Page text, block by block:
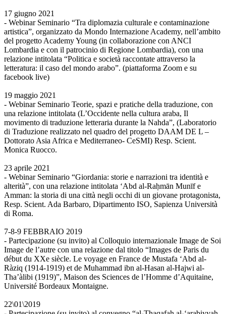
17 giugno 2021
- Webinar Seminario “Tra diplomazia culturale e contaminazione
artistica”, organizzato da Mondo Internazione Academy, nell’ambito
del progetto Academy Young (in collaborazione con ANCI
Lombardia e con il patrocinio di Regione Lombardia), con una
relazione intitolata “Politica e società raccontate attraverso la
letteratura: il caso del mondo arabo”. (piattaforma Zoom e su
facebook live)
19 maggio 2021
- Webinar Seminario Teorie, spazi e pratiche della traduzione, con
una relazione intitolata (L’Occidente nella cultura araba, Il
movimento di traduzione letteraria durante la Nahda”, (Laboratorio
di Traduzione realizzato nel quadro del progetto DAAM DE L –
Dottorato Asia Africa e Mediterraneo- CeSMI) Resp. Scient.
Monica Ruocco.
23 aprile 2021
- Webinar Seminario “Giordania: storie e narrazioni tra identità e
alterità”, con una relazione intitolata ‘Abd al-Raḥmān Munīf e
Amman: la storia di una città negli occhi di un giovane protagonista,
Resp. Scient. Ada Barbaro, Dipartimento ISO, Sapienza Università
di Roma.
7-8-9 FEBBRAIO 2019
- Partecipazione (su invito) al Colloquio internazionale Image de Soi
Image de l’autre con una relazione dal titolo “Images de Paris du
début du XXe siècle. Le voyage en France de Mustafa ‘Abd al-
Ràziq (1914-1919) et de Muhammad ibn al-Hasan al-Hajwi al-
Tha’àlibi (1919)”, Maison des Sciences de l’Homme d’Aquitaine,
Université Bordeaux Montaigne.
22\01\2019